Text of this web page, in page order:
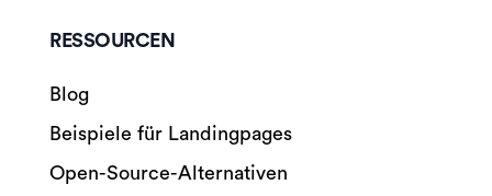
RESSOURCEN
Blog
Beispiele für Landingpages
Open-Source-Alternativen